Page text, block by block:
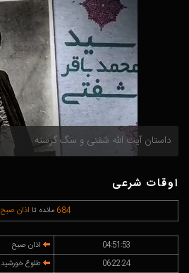
داستان آیت الله شفتی و سگ گرسنه
اوقات شرعی
6:84 مانده تا اذان صبح
04:51:53
اذان صبح
06:22:24
طلوع خورشید